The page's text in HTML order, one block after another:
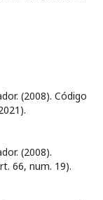
(2008). Código
(2008).
66, num. 19).